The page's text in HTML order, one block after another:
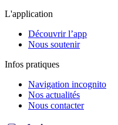
L'application
Découvrir l’app
Nous soutenir
Infos pratiques
Navigation incognito
Nos actualités
Nous contacter